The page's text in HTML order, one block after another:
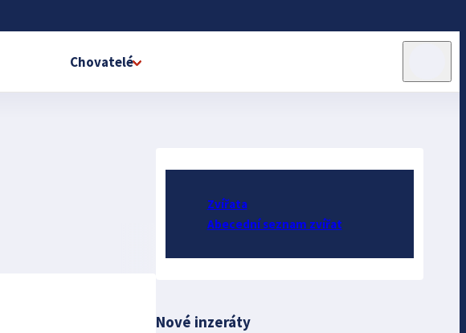
Chovatelé
Zvířata
Abecední seznam zvířat
Nové inzeráty